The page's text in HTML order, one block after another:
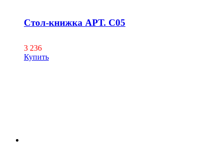
Стол-книжка АРТ. С05
3 236
Купить